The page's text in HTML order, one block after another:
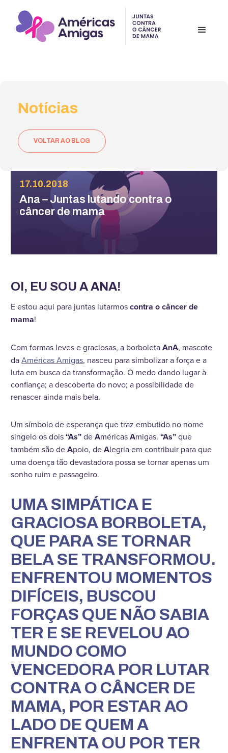
Notícias
VOLTAR AO BLOG
17.10.2018
Ana – Juntas lutando contra o
câncer de mama
OI, EU SOU A ANA!
E estou aqui para juntas lutarmoscontra o câncer de
mama!
Com formas leves e graciosas, a borboletaAnA, mascote
daAméricas Amigas, nasceu para simbolizar a força e a
luta em busca da transformação. O medo dando lugar à
confiança; a descoberta do novo; a possibilidade de
renascer ainda mais bela.
Um símbolo de esperança que traz embutido no nome
singelo os dois“As”deAméricasAmigas. “As”que
também são deApoio, deAlegria em contribuir para que
uma doença tão devastadora possa se tornar apenas um
sonho ruim e passageiro.
UMA SIMPÁTICA E
GRACIOSA BORBOLETA,
QUE PARA SE TORNAR
BELA SE TRANSFORMOU.
ENFRENTOU MOMENTOS
DIFÍCEIS, BUSCOU
FORÇAS QUE NÃO SABIA
TER E SE REVELOU AO
MUNDO COMO
VENCEDORA POR LUTAR
CONTRA O CÂNCER DE
MAMA, POR ESTAR AO
LADO DE QUEM A
ENFRENTA OU POR TER